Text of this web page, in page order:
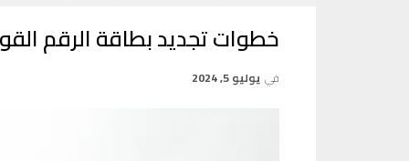
خطوات تجديد بطاقة الرقم
في يوليو 5, 2024